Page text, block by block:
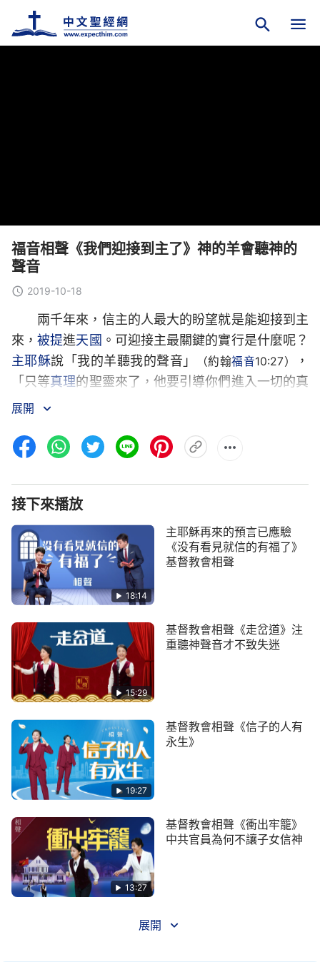
福音相聲《我們迎接到主了》神的羊會聽神的
聲音
2019-10-18
兩千年來，信主的人最大的盼望就是能迎接到主
來，被提進天國 。可迎接主最關鍵的實行是什麼呢？
主耶穌說「我的羊聽我的聲音」 （約翰福音10:27）
，
「只等真理的聖靈來了，他要引導你們進入一切的真
理」
（約翰福音16:13）
到主了》通過講述兩位宗派信徒迎接主的經歷，為你
擴展閲讀
基督教會綜藝節目《主到底怎麼來》【相聲】
基督教會相聲《信子的人有永生》
展開
接下來播放
18:14
主耶穌再來的預言已應驗
《没有看見就信的有福了》
基督教會相聲
15:29
基督教會相聲《走岔道》注
重聽神聲音才不致失迷
19:27
基督教會相聲《信子的人有
永生》
13:27
基督教會相聲《衝出牢籠》
中共官員為何不讓子女信神
展開